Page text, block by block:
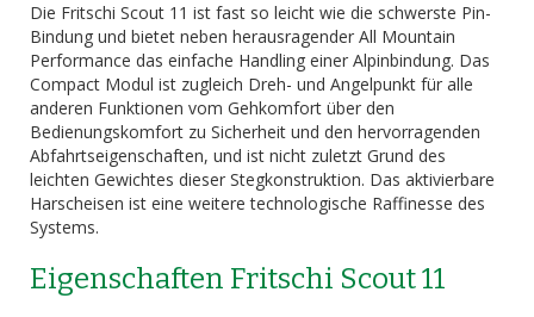
Die Fritschi Scout 11 ist fast so leicht wie die schwerste Pin-
Bindung und bietet neben herausragender All Mountain
Performance das einfache Handling einer Alpinbindung. Das
Compact Modul ist zugleich Dreh- und Angelpunkt für alle
anderen Funktionen vom Gehkomfort über den
Bedienungskomfort zu Sicherheit und den hervorragenden
Abfahrtseigenschaften, und ist nicht zuletzt Grund des
leichten Gewichtes dieser Stegkonstruktion. Das aktivierbare
Harscheisen ist eine weitere technologische Raffinesse des
Systems.
Eigenschaften Fritschi Scout 11